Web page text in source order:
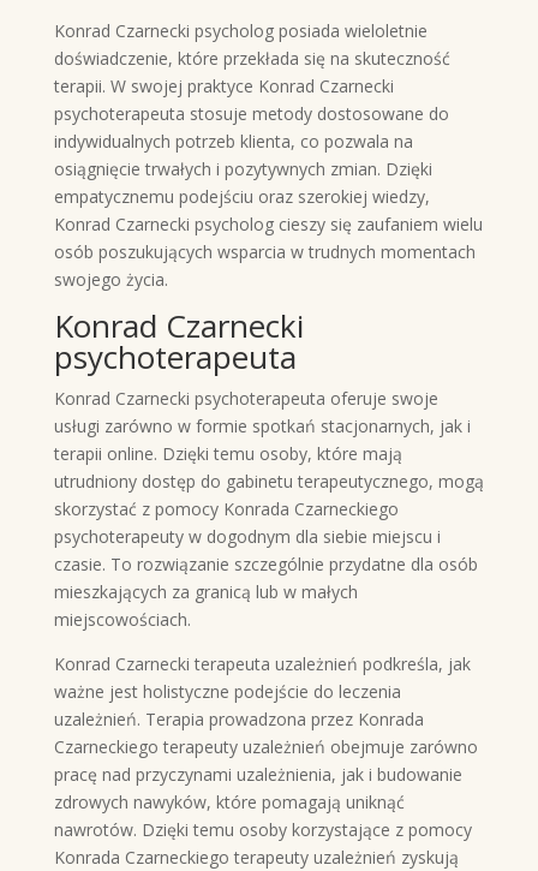
Konrad Czarnecki psycholog posiada wieloletnie
doświadczenie, które przekłada się na skuteczność
terapii. W swojej praktyce Konrad Czarnecki
psychoterapeuta stosuje metody dostosowane do
indywidualnych potrzeb klienta, co pozwala na
osiągnięcie trwałych i pozytywnych zmian. Dzięki
empatycznemu podejściu oraz szerokiej wiedzy,
Konrad Czarnecki psycholog cieszy się zaufaniem wielu
osób poszukujących wsparcia w trudnych momentach
swojego życia.
Konrad Czarnecki
psychoterapeuta
Konrad Czarnecki psychoterapeuta oferuje swoje
usługi zarówno w formie spotkań stacjonarnych, jak i
terapii online. Dzięki temu osoby, które mają
utrudniony dostęp do gabinetu terapeutycznego, mogą
skorzystać z pomocy Konrada Czarneckiego
psychoterapeuty w dogodnym dla siebie miejscu i
czasie. To rozwiązanie szczególnie przydatne dla osób
mieszkających za granicą lub w małych
miejscowościach.
Konrad Czarnecki terapeuta uzależnień podkreśla, jak
ważne jest holistyczne podejście do leczenia
uzależnień. Terapia prowadzona przez Konrada
Czarneckiego terapeuty uzależnień obejmuje zarówno
pracę nad przyczynami uzależnienia, jak i budowanie
zdrowych nawyków, które pomagają uniknąć
nawrotów. Dzięki temu osoby korzystające z pomocy
Konrada Czarneckiego terapeuty uzależnień zyskują